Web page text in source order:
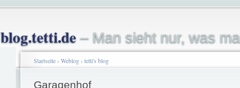
blog.tetti.de– Man sieht nur, was
Startseite› Weblog› tetti's blog
Garagenhof